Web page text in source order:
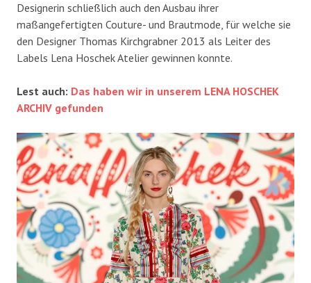
Designerin schließlich auch den Ausbau ihrer
maßangefertigten Couture- und Brautmode, für welche sie
den Designer Thomas Kirchgrabner 2013 als Leiter des
Labels Lena Hoschek Atelier gewinnen konnte.
Lest auch: Das haben wir in unserem LENA HOSCHEK
ARCHIV gefunden